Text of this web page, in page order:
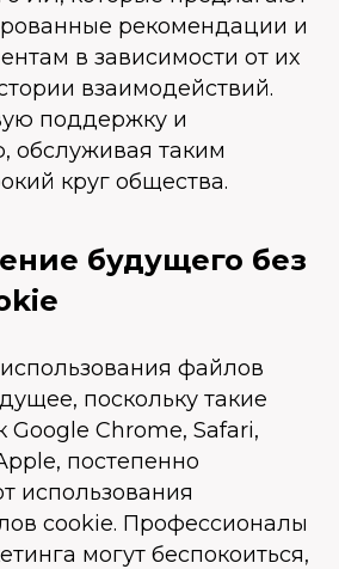
рекомендации и
в зависимости от их
взаимодействий.
поддержку и
обслуживая таким
круг общества.
будущего без
файлов
поскольку такие
Chrome, Safari,
постепенно
использования
cookie. Профессионалы
могут беспокоиться,